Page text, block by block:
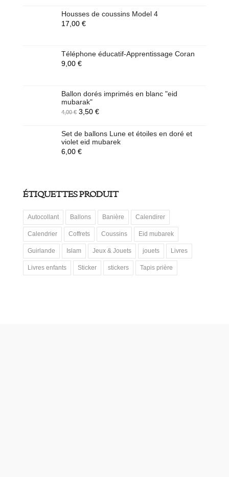
Housses de coussins Model 4
17,00 €
Téléphone éducatif-Apprentissage Coran
9,00 €
Ballon dorés imprimés en blanc "eid
mubarak"
4,00€ 3,50 €
Set de ballons Lune et étoiles en doré et
violet eid mubarek
6,00 €
ÉTIQUETTES PRODUIT
Autocollant Ballons Banière Calendirer
Calendrier Coffrets Coussins Eid mubarek
Guirlande Islam Jeux & Jouets jouets Livres
Livres enfants Sticker stickers Tapis prière